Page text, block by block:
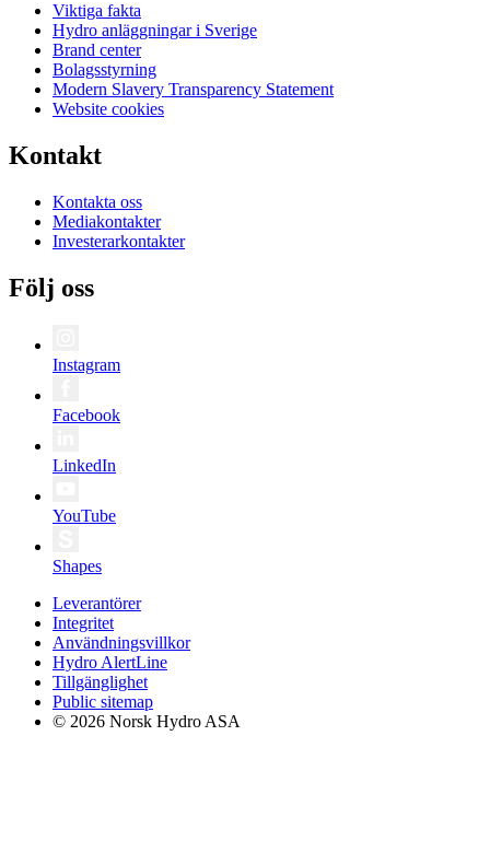
Viktiga fakta
Hydro anläggningar i Sverige
Brand center
Bolagsstyrning
Modern Slavery Transparency Statement
Website cookies
Kontakt
Kontakta oss
Mediakontakter
Investerarkontakter
Följ oss
Instagram
Facebook
LinkedIn
YouTube
Shapes
Leverantörer
Integritet
Användningsvillkor
Hydro AlertLine
Tillgänglighet
Public sitemap
© 2026 Norsk Hydro ASA